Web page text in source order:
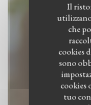
Il
che
cookies
sono
cookies
tuo